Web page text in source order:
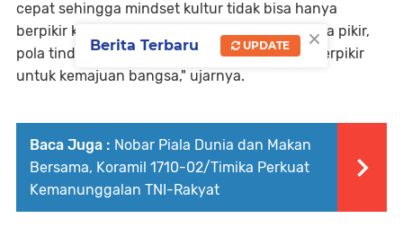
cepat sehingga mindset kultur tidak bisa hanya
berpikir konvensional, harus bisa merubah pola pikir,
pola tindak sebagai perwira unggulan yang berpikir
untuk kemajuan bangsa," ujarnya.
Baca Juga : Nobar Piala Dunia dan Makan
Bersama, Koramil 1710-02/Timika Perkuat
Kemanunggalan TNI-Rakyat
×
Berita Terbaru UPDATE